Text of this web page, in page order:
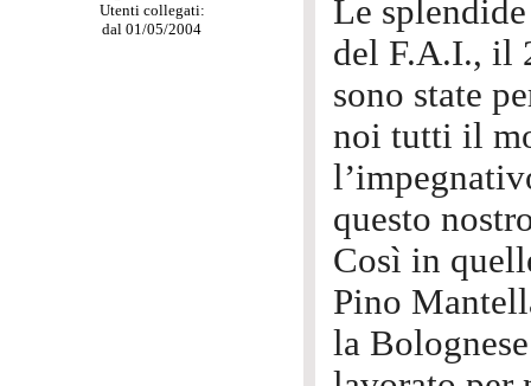
Utenti collegati:
dal 01/05/2004
Le
del F.A.I., il
sono state
noi tutti il
questo
Così in
Pino
la